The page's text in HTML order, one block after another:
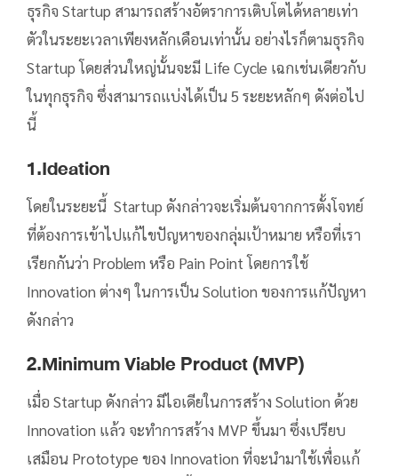
ธุรกิจ Startup สามารถสร้างอัตราการเติบโตได้หลายเท่า
ตัวในระยะเวลาเพียงหลักเดือนเท่านั้น อย่างไรก็ตามธุรกิจ
Startup โดยส่วนใหญ่นั้นจะมี Life Cycle เฉกเช่นเดียวกับ
ในทุกธุรกิจ ซึ่งสามารถแบ่งได้เป็น 5 ระยะหลักๆ ดังต่อไป
นี้
1.Ideation
โดยในระยะนี้ Startup ดังกล่าวจะเริ่มต้นจากการตั้งโจทย์
ที่ต้องการเข้าไปแก้ไขปัญหาของกลุ่มเป้าหมาย หรือที่เรา
เรียกกันว่า Problem หรือ Pain Point โดยการใช้
Innovation ต่างๆ ในการเป็น Solution ของการแก้ปัญหา
ดังกล่าว
2.Minimum Viable Product (MVP)
เมื่อ Startup ดังกล่าว มีไอเดียในการสร้าง Solution ด้วย
Innovation แล้ว จะทำการสร้าง MVP ขึ้นมา ซึ่งเปรียบ
เสมือน Prototype ของ Innovation ที่จะนำมาใช้เพื่อแก้